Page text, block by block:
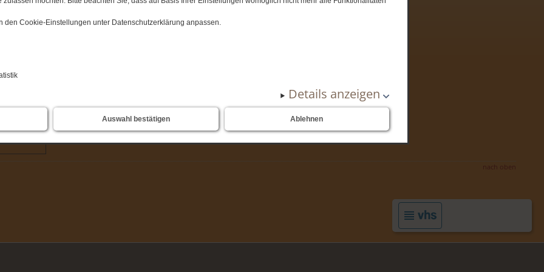
den Cookie-Einstellungen unter Datenschutzerklärung anpassen.
Details anzeigen
Auswahl bestätigen Ablehnen
nach oben